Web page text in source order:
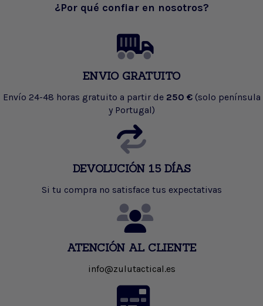
¿Por qué confiar en nosotros?
ENVIO GRATUITO
Envío 24-48 horas gratuito a partir de 250 € (solo península
y Portugal)
DEVOLUCIÓN 15 DÍAS
Si tu compra no satisface tus expectativas
ATENCIÓN AL CLIENTE
info@zulutactical.es